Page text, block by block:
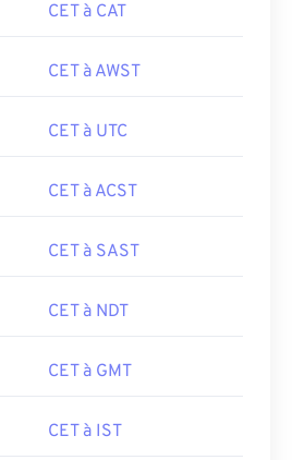
CET à CAT
CET à AWST
CET à UTC
CET à ACST
CET à SAST
CET à NDT
CET à GMT
CET à IST